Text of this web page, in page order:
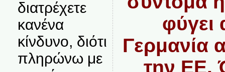
διατρέχετε
κανένα
κίνδυνο, διότι
πληρώνω με
φύγει
Γερμανία
την ΕΕ.